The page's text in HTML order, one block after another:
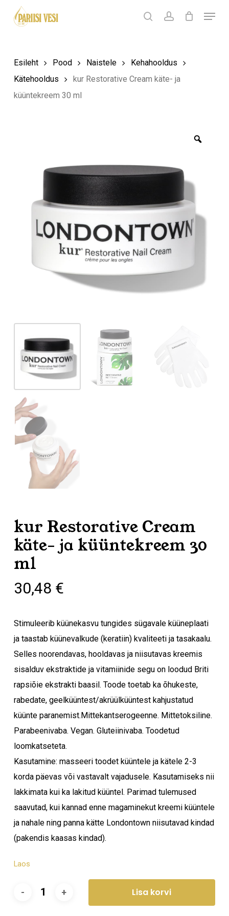
Products
search
searchaccount
Menu
Ostukorv
Esileht Pood Naistele
Kehahooldus
Kätehooldus
kur Restorative Cream käte- ja
küüntekreem 30 ml
kur Restorative Cream
käte- ja küüntekreem 30
ml
30,48 €
Stimuleerib küünekasvu tungides sügavale küüneplaati
ja taastab küünevalkude (keratiin) kvaliteeti ja tasakaalu.
Selles noorendavas, hooldavas ja niisutavas kreemis
sisalduv ekstraktide ja vitamiinide segu on loodud Briti
rapsiõie ekstrakti baasil. Toode toetab ka õhukeste,
rabedate, geelküüntest/akrüülküüntest kahjustatud
küünte paranemist.Mittekantserogeenne. Mittetoksiline.
Parabeenivaba. Vegan. Gluteiinivaba. Toodetud
loomkatseteta.
Kasutamine: masseeri toodet küüntele ja kätele 2-3
korda päevas või vastavalt vajadusele. Kasutamiseks nii
lakkimata kui ka lakitud küüntel. Parimad tulemused
saavutad, kui kannad enne magaminekut kreemi küüntele
ja nahale ning panna kätte Londontown niisutavad kindad
(pakendis kaasas kindad).
Laos
Lisa korvi